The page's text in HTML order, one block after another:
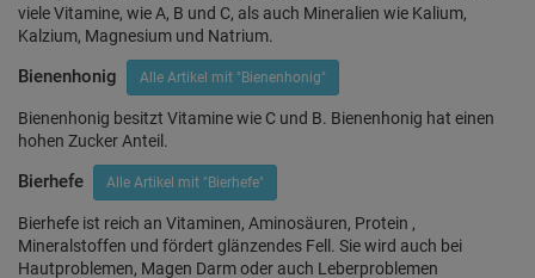
viele Vitamine, wie A, B und C, als auch Mineralien wie Kalium,
Kalzium, Magnesium und Natrium.
Bienenhonig Alle Artikel mit "Bienenhonig"
Bienenhonig besitzt Vitamine wie C und B. Bienenhonig hat einen
hohen Zucker Anteil.
Bierhefe Alle Artikel mit "Bierhefe"
Bierhefe ist reich an Vitaminen, Aminosäuren, Protein ,
Mineralstoffen und fördert glänzendes Fell. Sie wird auch bei
Hautproblemen, Magen Darm oder auch Leberproblemen